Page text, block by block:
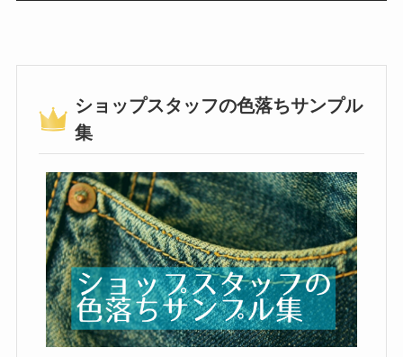
ショップスタッフの色落ちサンプル
集